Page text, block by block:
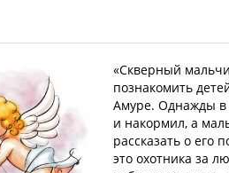
«Скверный
познакомить
Амуре. Однажды в
и накормил, а
рассказать о его
это охотника за